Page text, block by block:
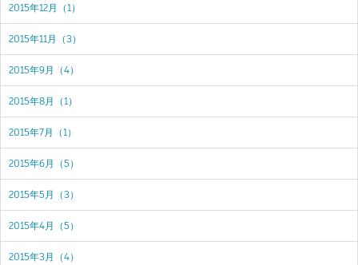
2015年12月（1）
2015年11月（3）
2015年9月（4）
2015年8月（1）
2015年7月（1）
2015年6月（5）
2015年5月（3）
2015年4月（5）
2015年3月（4）